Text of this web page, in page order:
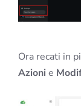
Ora recati in
Azionie